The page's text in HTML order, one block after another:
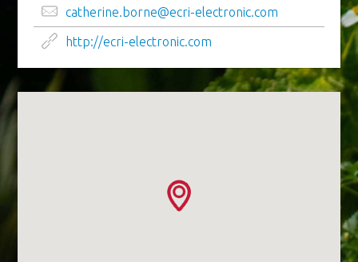
catherine.borne@ecri-electronic.com
http://ecri-electronic.com